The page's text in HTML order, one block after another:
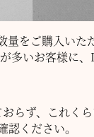
をご購入い
多いお客様に
らず、これく
ください。